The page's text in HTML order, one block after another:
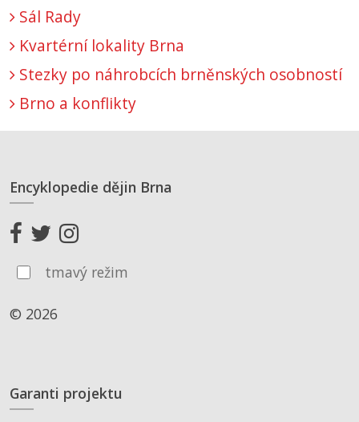
Sál Rady
Kvartérní lokality Brna
Stezky po náhrobcích brněnských osobností
Brno a konflikty
Encyklopedie dějin Brna
tmavý režim
© 2026
Garanti projektu